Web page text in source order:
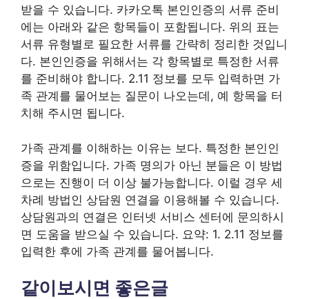
받을 수 있습니다. 카카오톡 본인인증의 서류 준비
에는 아래와 같은 항목들이 포함됩니다. 위의 표는
서류 유형별로 필요한 서류를 간략히 정리한 것입니
다. 본인인증을 위해서는 각 항목별로 특정한 서류
를 준비해야 합니다. 2.11 정보를 모두 입력하면 가
족 관계를 물어보는 질문이 나오는데, 예 항목을 터
치해 주시면 됩니다.
가족 관계를 이해하는 이유는 보다. 특정한 본인인
증을 위함입니다. 가족 명의가 아닌 분들은 이 방법
으로는 진행이 더 이상 불가능합니다. 이럴 경우 세
차례 방법인 상담원 연결을 이용해볼 수 있습니다.
상담원과의 연결은 인터넷 서비스 센터에 문의하시
면 도움을 받으실 수 있습니다. 요약: 1. 2.11 정보를
입력한 후에 가족 관계를 물어봅니다.
같이보시면 좋은글